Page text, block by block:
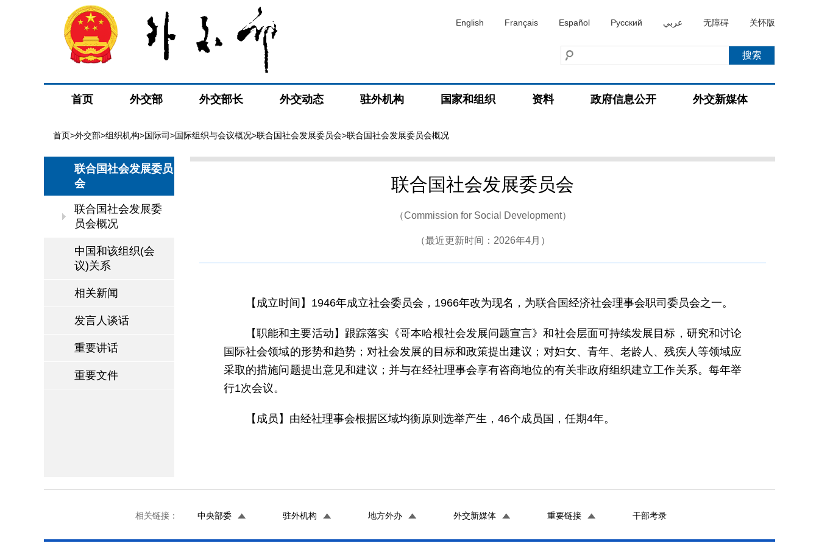
English Français Español Русский عربي 无障碍 关怀版
首页 外交部 外交部长 外交动态 驻外机构 国家和组织 资料 政府信息公开 外交新媒体
首页>外交部>组织机构>国际司>国际组织与会议概况>联合国社会发展委员会>联合国社会发展委员会概况
联合国社会发展委员
会
联合国社会发展委
员会概况
中国和该组织(会
议)关系
相关新闻
发言人谈话
重要讲话
重要文件
联合国社会发展委员会
（Commission for Social Development）
（最近更新时间：2026年4月）
【成立时间】1946年成立社会委员会，1966年改为现名，为联合国经济社会理事会职司委员会之一。
【职能和主要活动】跟踪落实《哥本哈根社会发展问题宣言》和社会层面可持续发展目标，研究和讨论
国际社会领域的形势和趋势；对社会发展的目标和政策提出建议；对妇女、青年、老龄人、残疾人等领域应
采取的措施问题提出意见和建议；并与在经社理事会享有咨商地位的有关非政府组织建立工作关系。每年举
行1次会议。
【成员】由经社理事会根据区域均衡原则选举产生，46个成员国，任期4年。
相关链接： 中央部委 驻外机构 地方外办 外交新媒体 重要链接 干部考录